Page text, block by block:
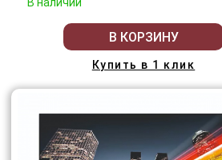
В КОРЗИНУ
Купить в 1 клик